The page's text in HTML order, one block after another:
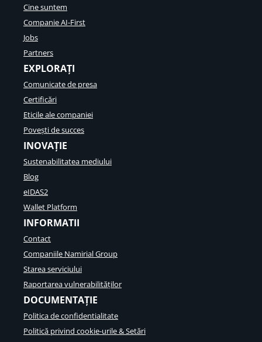
Cine suntem
Companie AI-First
Jobs
Partners
EXPLORAȚI
Comunicate de presa
Certificări
Eticile ale companiei
Povești de succes
INOVAȚIE
Sustenabilitatea mediului
Blog
eIDAS2
Wallet Platform
INFORMATII
Contact
Companiile Namirial Group
Starea serviciului
Raportarea vulnerabilităților
DOCUMENTAȚIE
Politica de confidentialitate
Politică privind cookie-urile & Setări